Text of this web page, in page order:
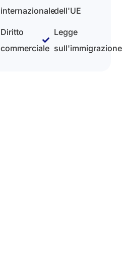
internazionale
Diritto
commerciale
dell'UE
Legge
sull'immigrazione